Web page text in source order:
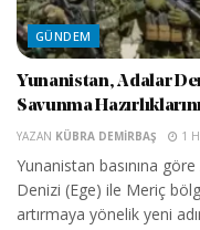
GÜNDEM
Yunanistan, Adalar
Savunma
YAZAN KÜBRA DEMIRBAŞ 1
Yunanistan basınına
Denizi (Ege) ile Meriç
artırmaya yönelik yeni